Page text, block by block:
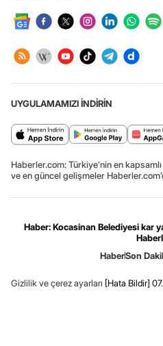
UYGULAMAMIZI İNDİRİN
Haberler.com: Türkiye’nin en
ve en güncel gelişmeler
Haber: Kocasinan Belediyesi kar
HaberSon
Gizlilik ve çerez ayarları [Hata Bildir]